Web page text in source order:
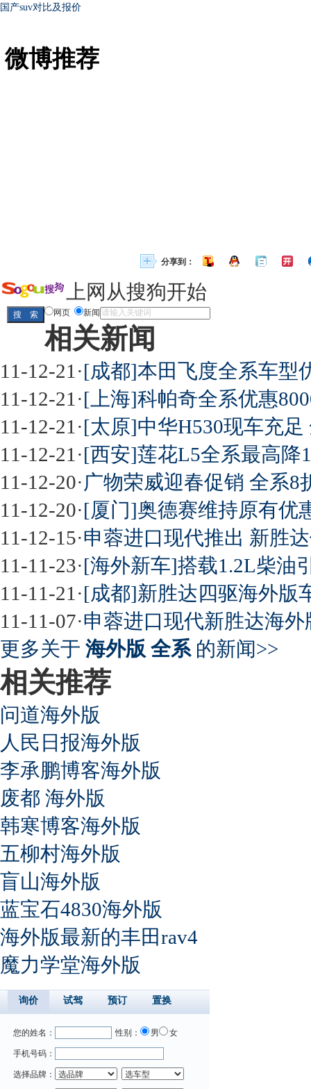
国产suv对比及报价
微博推荐
分享到：
上网从搜狗开始
网页 新闻
相关新闻
11-12-21 ·[成都]本田飞度全系车型
11-12-21 ·[上海]科帕奇全系优惠
11-12-21 ·[太原]中华H530现车充足
11-12-21 ·[西安]莲花L5全系最高降
11-12-20·广物荣威迎春促销 全系8
11-12-20·[厦门]奥德赛维持原有优
11-12-15·申蓉进口现代推出 新胜
11-11-23·[海外新车]搭载1.2L柴油
11-11-21 ·[成都]新胜达四驱海外版
11-11-07·申蓉进口现代新胜达海
更多关于 海外版 全系的新闻>>
相关推荐
问道海外版
人民日报海外版
李承鹏博客海外版
废都 海外版
韩寒博客海外版
五柳村海外版
盲山海外版
蓝宝石4830海外版
海外版最新的丰田rav4
魔力学堂海外版
询价 试驾 预订 置换
您的姓名： 性别： 男 女
手机号码：
选择品牌：